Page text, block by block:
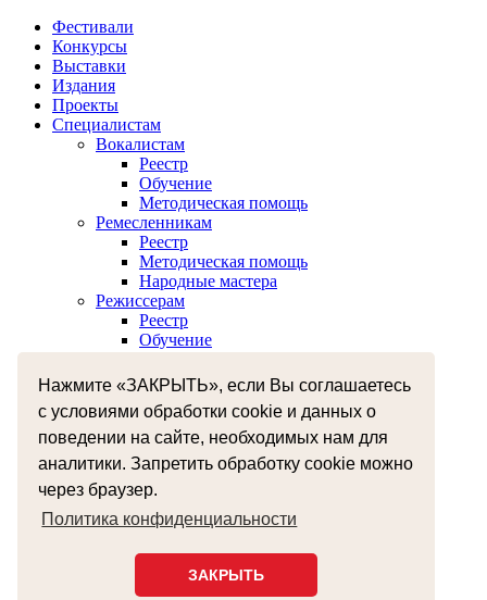
Нажмите «ЗАКРЫТЬ», если Вы соглашаетесь
с условиями обработки cookie и данных о
поведении на сайте, необходимых нам для
аналитики. Запретить обработку cookie можно
через браузер.
Политика конфиденциальности
ЗАКРЫТЬ
Фестивали
Конкурсы
Выставки
Издания
Проекты
Специалистам
Вокалистам
Реестр
Обучение
Методическая помощь
Ремесленникам
Реестр
Методическая помощь
Народные мастера
Режиссерам
Реестр
Обучение
Реестр
Музыкантам
Реестр
Межнациональное сотрудничество
Независимая оценка качества оказания услуг
Бесплатная юридическая помощь
Земский работник культуры
+7 (4812) 38-55-92 smolzentrnt@mail.ru